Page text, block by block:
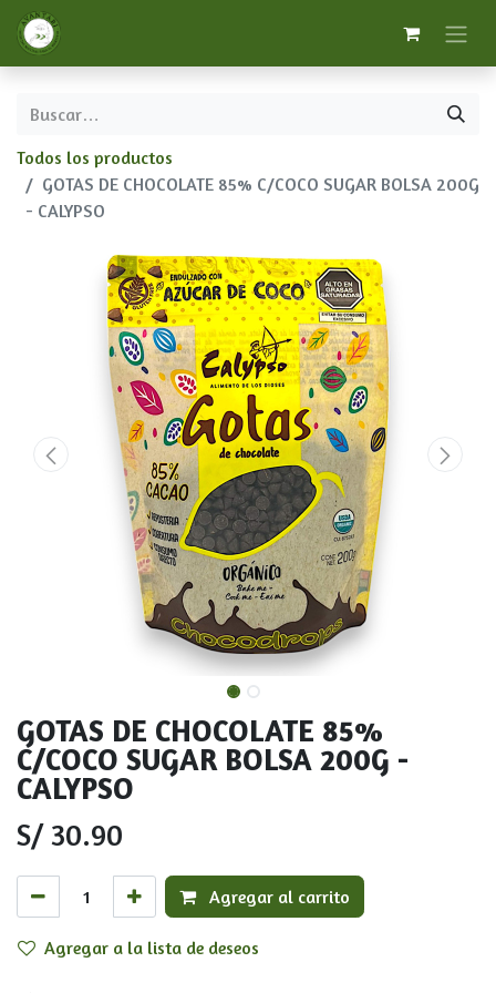
Todos los productos
GOTAS DE CHOCOLATE 85% C/COCO SUGAR BOLSA 200G
- CALYPSO
GOTAS DE CHOCOLATE 85%
C/COCO SUGAR BOLSA 200G -
CALYPSO
S/30.90
Agregar al carrito
Agregar a la lista de deseos